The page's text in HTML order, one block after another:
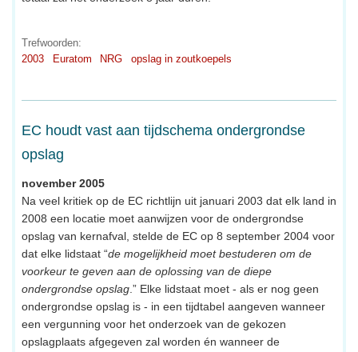
Trefwoorden:
2003
Euratom NRG opslag in zoutkoepels
EC houdt vast aan tijdschema ondergrondse
opslag
november 2005
Na veel kritiek op de EC richtlijn uit januari 2003 dat elk land in
2008 een locatie moet aanwijzen voor de ondergrondse
opslag van kernafval, stelde de EC op 8 september 2004 voor
dat elke lidstaat “de mogelijkheid moet bestuderen om de
voorkeur te geven aan de oplossing van de diepe
ondergrondse opslag .” Elke lidstaat moet - als er nog geen
ondergrondse opslag is - in een tijdtabel aangeven wanneer
een vergunning voor het onderzoek van de gekozen
opslagplaats afgegeven zal worden én wanneer de